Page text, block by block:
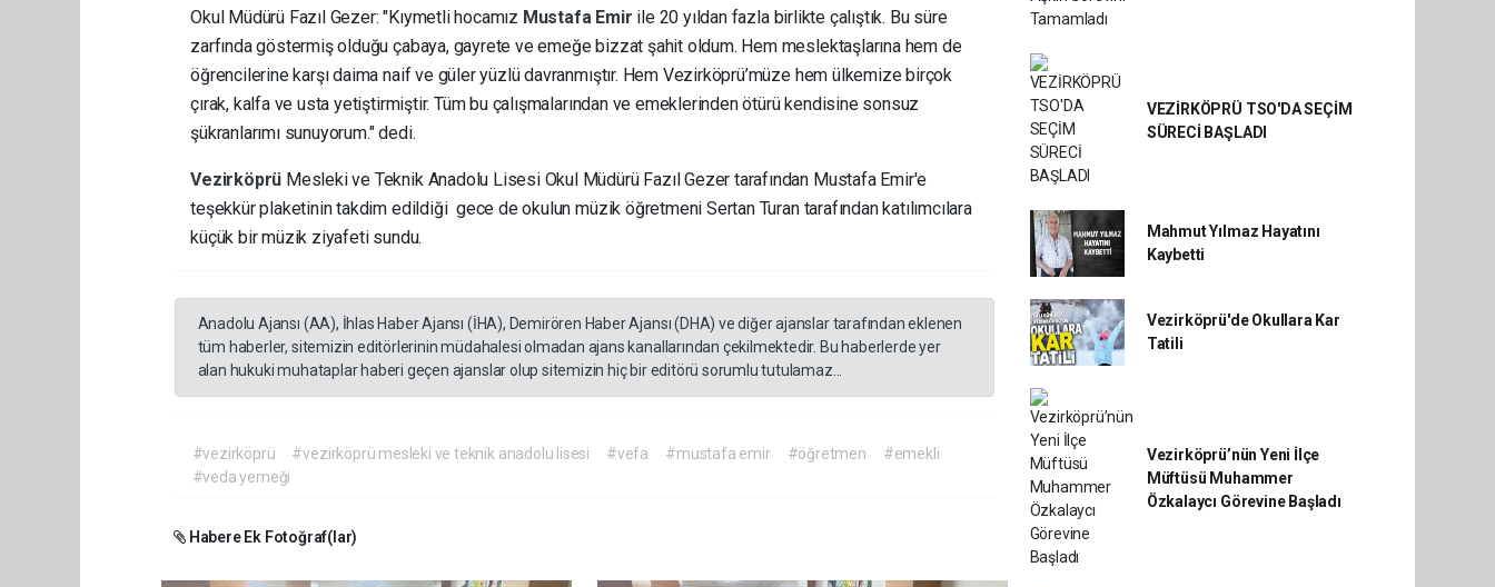
Okul Müdürü Fazıl Gezer: "Kıymetli hocamız Mustafa Emir ile 20 yıldan fazla birlikte çalıştık. Bu süre
zarfında göstermiş olduğu çabaya, gayrete ve emeğe bizzat şahit oldum. Hem meslektaşlarına hem de
öğrencilerine karşı daima naif ve güler yüzlü davranmıştır. Hem Vezirköprü’müze hem ülkemize birçok
çırak, kalfa ve usta yetiştirmiştir. Tüm bu çalışmalarından ve emeklerinden ötürü kendisine sonsuz
şükranlarımı sunuyorum." dedi.
Vezirköprü Mesleki ve Teknik Anadolu Lisesi Okul Müdürü Fazıl Gezer tarafından Mustafa Emir'e
teşekkür plaketinin takdim edildiği gece de okulun müzik öğretmeni Sertan Turan tarafından katılımcılara
küçük bir müzik ziyafeti sundu.
Anadolu Ajansı (AA), İhlas Haber Ajansı (İHA), Demirören Haber Ajansı (DHA) ve diğer ajanslar tarafından eklenen
tüm haberler, sitemizin editörlerinin müdahalesi olmadan ajans kanallarından çekilmektedir. Bu haberlerde yer
alan hukuki muhataplar haberi geçen ajanslar olup sitemizin hiç bir editörü sorumlu tutulamaz...
#vezirköprü #vezirköprü mesleki ve teknik anadolu lisesi #vefa #mustafa emir #öğretmen
#emekli
#veda yemeği
Habere Ek Fotoğraf(lar)
VEZİRKÖPRÜ TSO'DA SEÇİM
SÜRECİ BAŞLADI
Mahmut Yılmaz Hayatını
Kaybetti
Vezirköprü'de Okullara Kar
Tatili
Vezirköprü’nün Yeni İlçe
Müftüsü Muhammer
Özkalaycı Görevine Başladı